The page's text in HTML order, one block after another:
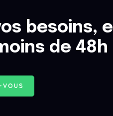
besoins,
de 48h
- VO US